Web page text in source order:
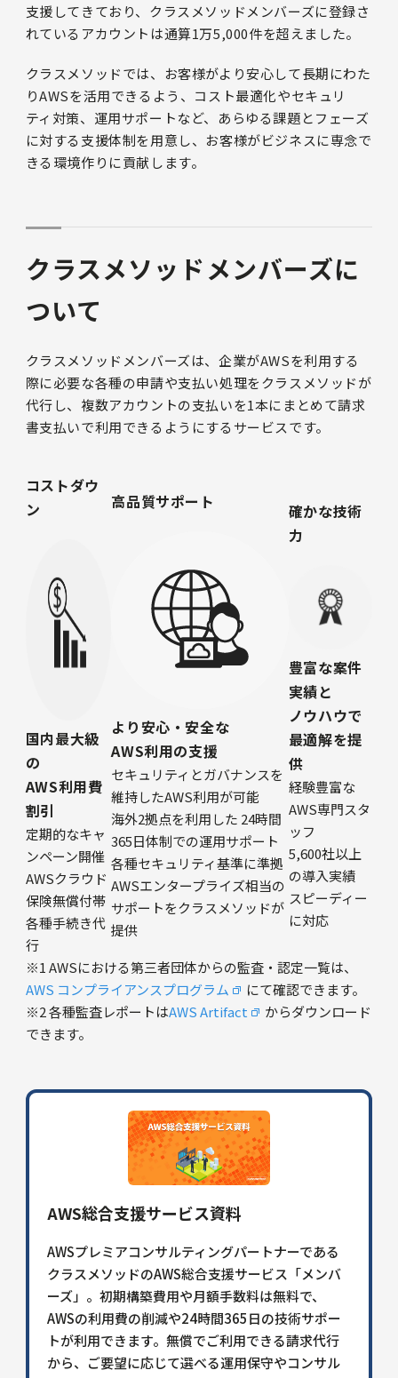
支援してきており、クラスメソッドメンバーズに登録さ
れているアカウントは通算1万5,000件を超えました。
クラスメソッドでは、お客様がより安心して長期にわた
りAWSを活用できるよう、コスト最適化やセキュリ
ティ対策、運用サポートなど、あらゆる課題とフェーズ
に対する支援体制を用意し、お客様がビジネスに専念で
きる環境作りに貢献します。
クラスメソッドメンバーズに
ついて
クラスメソッドメンバーズは、企業がAWSを利用する
際に必要な各種の申請や支払い処理をクラスメソッドが
代行し、複数アカウントの支払いを1本にまとめて請求
書支払いで利用できるようにするサービスです。
コストダウ
ン
国内最大級
の
AWS利用費
割引
定期的なキャ
ンペーン開催
AWSクラウド
保険無償付帯
各種手続き代
行
高品質サポート
より安心・安全な
AWS利用の支援
セキュリティとガバナンスを
維持したAWS利用が可能
海外2拠点を利用した 24時間
365日体制での運用サポート
各種セキュリティ基準に準拠
AWSエンタープライズ相当の
サポートをクラスメソッドが
提供
確かな技術
力
豊富な案件
実績と
ノウハウで
最適解を提
供
経験豊富な
AWS専門スタ
ッフ
5,600社以上
の導入実績
スピーディー
に対応
※1 AWSにおける第三者団体からの監査・認定一覧は、
AWS コンプライアンスプログラム
にて確認できます。
※2 各種監査レポートはAWS Artifact
からダウンロード
できます。
AWS総合支援サービス資料
AWSプレミアコンサルティングパートナーである
クラスメソッドのAWS総合支援サービス「メンバ
ーズ」。初期構築費用や月額手数料は無料で、
AWSの利用費の削減や24時間365日の技術サポー
トが利用できます。無償でご利用できる請求代行
から、ご要望に応じて選べる運用保守やコンサル